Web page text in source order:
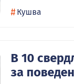
# Кушва
В 10
за